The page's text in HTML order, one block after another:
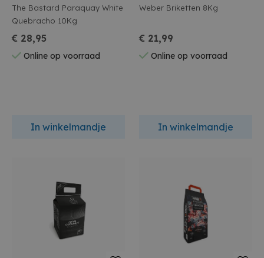
The Bastard Paraquay White
Quebracho 10Kg
€ 28,95
Online op voorraad
In winkelmandje
Weber Briketten 8Kg
€ 21,99
Online op voorraad
In winkelmandje